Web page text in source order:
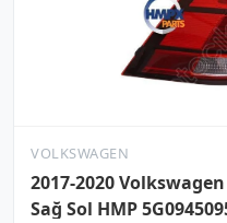
VOLKSWAGEN
2017-2020
Sağ Sol HMP